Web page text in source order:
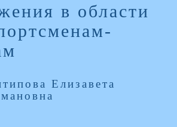
в области
Елизавета